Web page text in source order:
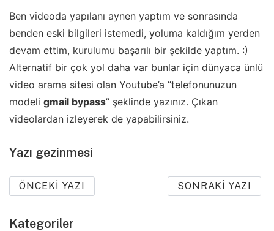
Ben videoda yapılanı aynen yaptım ve sonrasında
benden eski bilgileri istemedi, yoluma kaldığım yerden
devam ettim, kurulumu başarılı bir şekilde yaptım. :)
Alternatif bir çok yol daha var bunlar için dünyaca ünlü
video arama sitesi olan Youtube’a “telefonunuzun
modeli gmail bypass” şeklinde yazınız. Çıkan
videolardan izleyerek de yapabilirsiniz.
Yazı gezinmesi
ÖNCEKI YAZI SONRAKI YAZI
Kategoriler